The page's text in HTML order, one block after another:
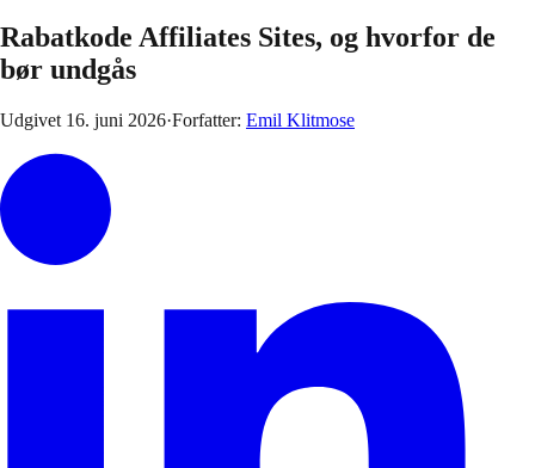
Rabatkode Affiliates Sites, og hvorfor de
bør undgås
Udgivet 16. juni 2026·Forfatter: Emil Klitmose